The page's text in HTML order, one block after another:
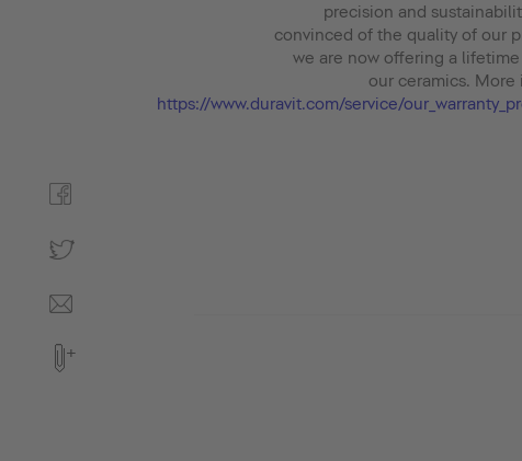
precision and
convinced of the quality of our
we are now offering a lifetime
our ceramics. More
https://www.duravit.com/service/